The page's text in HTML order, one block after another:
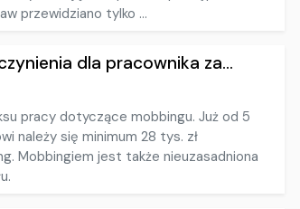
przewidziano tylko ...
dla pracownika za...
pracy dotyczące mobbingu. Już od 5
należy się minimum 28 tys. zł
Mobbingiem jest także nieuzasadniona